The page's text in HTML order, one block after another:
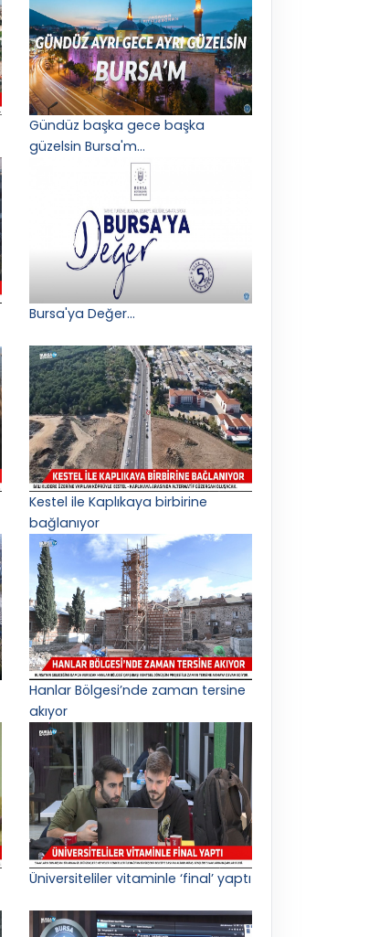
Gündüz başka gece başka
güzelsin Bursa'm...
Bursa'ya Değer...
Kestel ile Kaplıkaya birbirine
bağlanıyor
Hanlar Bölgesi’nde zaman tersine
akıyor
Üniversiteliler vitaminle ‘final’ yaptı